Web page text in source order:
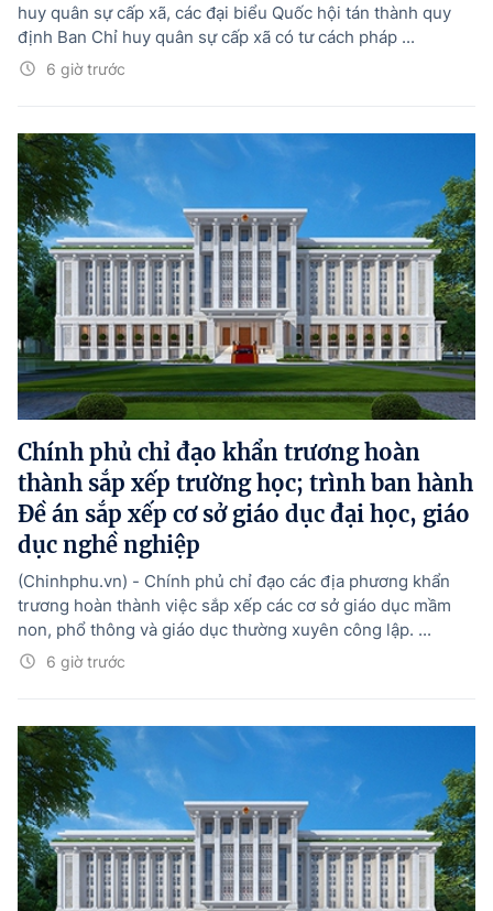
6 giờ trước
huy quân sự cấp xã, các đại biểu Quốc hội tán thành quy
định Ban Chỉ huy quân sự cấp xã có tư cách pháp ...
Chính phủ chỉ đạo khẩn trương hoàn
thành sắp xếp trường học; trình ban hành
Đề án sắp xếp cơ sở giáo dục đại học, giáo
dục nghề nghiệp
6 giờ trước
(Chinhphu.vn) - Chính phủ chỉ đạo các địa phương khẩn
trương hoàn thành việc sắp xếp các cơ sở giáo dục mầm
non, phổ thông và giáo dục thường xuyên công lập. ...